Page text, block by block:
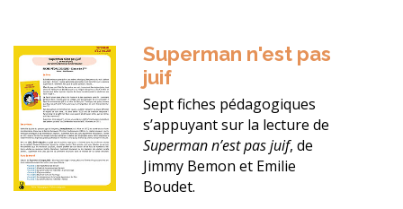
Superman n'est pas
juif
Sept fiches pédagogiques
s’appuyant sur la lecture de
Superman n’est pas juif, de
Jimmy Bemon et Emilie
Boudet.